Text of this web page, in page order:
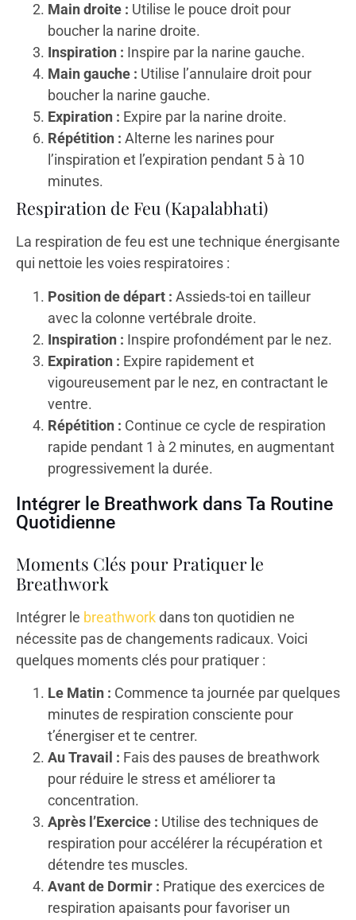
Main droite : Utilise le pouce droit pour
boucher la narine droite.
Inspiration : Inspire par la narine gauche.
Main gauche : Utilise l’annulaire droit pour
boucher la narine gauche.
Expiration : Expire par la narine droite.
Répétition : Alterne les narines pour
l’inspiration et l’expiration pendant 5 à 10
minutes.
Respiration de Feu (Kapalabhati)
La respiration de feu est une technique énergisante
qui nettoie les voies respiratoires :
Position de départ : Assieds-toi en tailleur
avec la colonne vertébrale droite.
Inspiration : Inspire profondément par le nez.
Expiration : Expire rapidement et
vigoureusement par le nez, en contractant le
ventre.
Répétition : Continue ce cycle de respiration
rapide pendant 1 à 2 minutes, en augmentant
progressivement la durée.
Intégrer le Breathwork dans Ta Routine
Quotidienne
Moments Clés pour Pratiquer le
Breathwork
Intégrer le breathworkdans ton quotidien ne
nécessite pas de changements radicaux. Voici
quelques moments clés pour pratiquer :
Le Matin : Commence ta journée par quelques
minutes de respiration consciente pour
t’énergiser et te centrer.
Au Travail : Fais des pauses de breathwork
pour réduire le stress et améliorer ta
concentration.
Après l’Exercice : Utilise des techniques de
respiration pour accélérer la récupération et
détendre tes muscles.
Avant de Dormir : Pratique des exercices de
respiration apaisants pour favoriser un